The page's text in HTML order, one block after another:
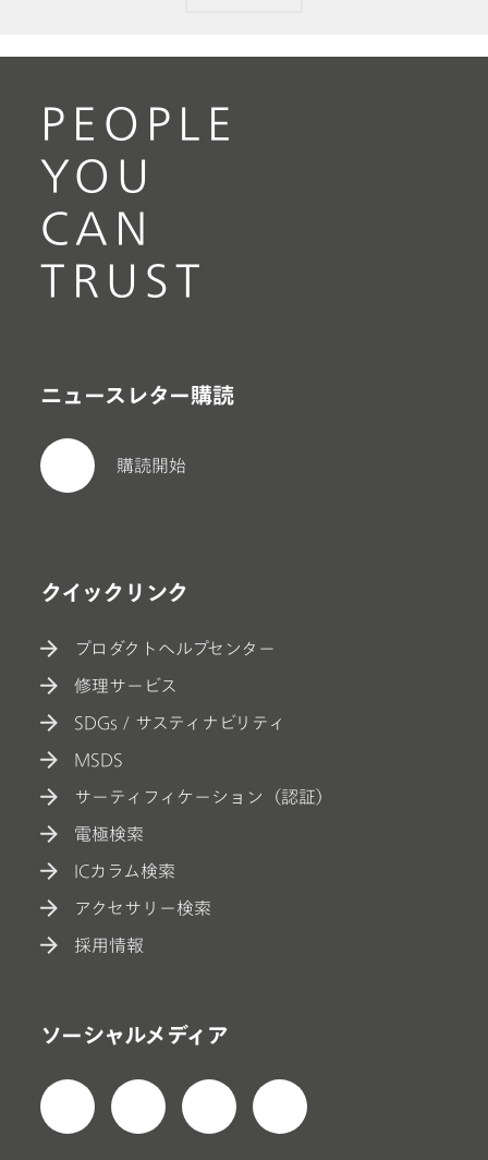
PEOPLE
YOU
CAN
TRUST
ニュースレター購読
購読開始
クイックリンク
プロダクトヘルプセンター
修理サービス
SDGs / サスティナビリティ
MSDS
サーティフィケーション（認証）
電極検索
ICカラム検索
アクセサリー検索
採用情報
ソーシャルメディア